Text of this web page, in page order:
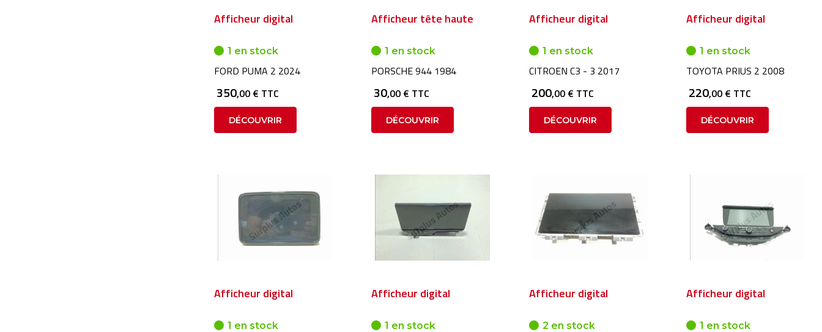
Afficheur digital
1 en stock
FORD PUMA 2 2024
350,00 € TTC
DÉCOUVRIR
Afficheur tête haute
1 en stock
PORSCHE 944 1984
30,00 € TTC
DÉCOUVRIR
Afficheur digital
1 en stock
CITROEN C3 - 3 2017
200,00 € TTC
DÉCOUVRIR
Afficheur digital
1 en stock
TOYOTA PRIUS 2 2008
220,00 € TTC
DÉCOUVRIR
Afficheur digital
1 en stock
Afficheur digital
1 en stock
Afficheur digital
2 en stock
Afficheur digital
1 en stock